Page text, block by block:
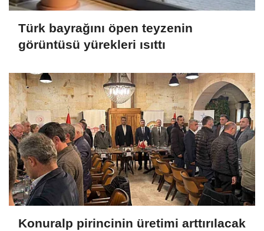
Türk bayrağını öpen teyzenin
görüntüsü yürekleri ısıttı
Konuralp pirincinin üretimi arttırılacak